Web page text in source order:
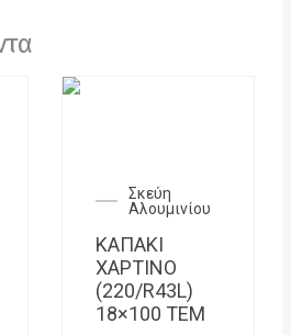
Σκεύη
Αλουμινίου
KAΠΑΚΙ
ΧΑΡΤΙΝΟ
(220/R43L)
18×100 TEM